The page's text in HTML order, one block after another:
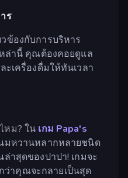
ร
ข้องกับการบริหาร
หล่านี้ คุณต้องคอยดูแล
ะเครื่องดื่มให้ทันเวลา
หม? ใน เกม Papa's
หวานหลากหลายชนิด
าสุดของปาปา! เกมจะ
าคุณจะกลายเป็นสุด